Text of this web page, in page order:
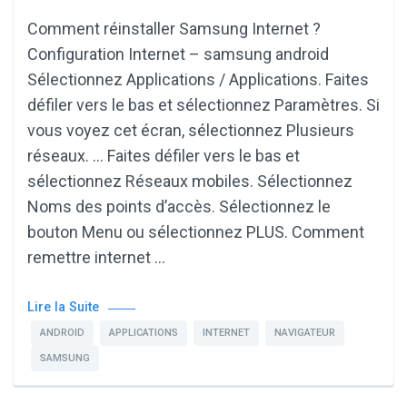
Comment réinstaller Samsung Internet ?
Configuration Internet – samsung android
Sélectionnez Applications / Applications. Faites
défiler vers le bas et sélectionnez Paramètres. Si
vous voyez cet écran, sélectionnez Plusieurs
réseaux. … Faites défiler vers le bas et
sélectionnez Réseaux mobiles. Sélectionnez
Noms des points d’accès. Sélectionnez le
bouton Menu ou sélectionnez PLUS. Comment
remettre internet …
Lire la Suite
ANDROID APPLICATIONS INTERNET NAVIGATEUR
SAMSUNG